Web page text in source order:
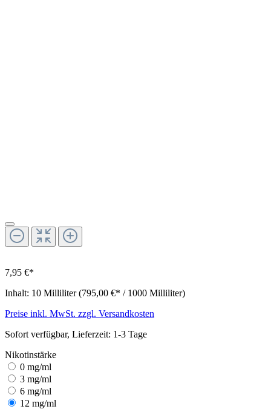
7,95 €*
Inhalt: 10 Milliliter(795,00 €* / 1000 Milliliter)
Preise inkl. MwSt. zzgl. Versandkosten
Sofort verfügbar, Lieferzeit: 1-3 Tage
Nikotinstärke
0 mg/ml
3 mg/ml
6 mg/ml
12 mg/ml